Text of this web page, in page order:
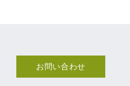
お問い合わせ